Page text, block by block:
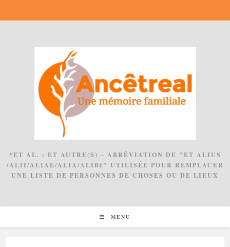
*ET AL. : ET AUTRE(S) – ABRÉVIATION DE "ET ALIUS
/ALII/ALIAE/ALIA/ALIBI" UTILISÉE POUR REMPLACER
UNE LISTE DE PERSONNES DE CHOSES OU DE LIEUX
MENU